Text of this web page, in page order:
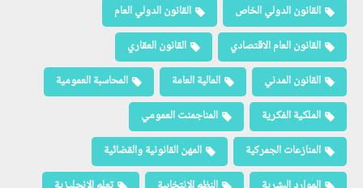
القانون الدولي الخاص
القانون الدولي العام
القانون العام الاقتصادي
القانون العقاري
القانون المدني
المالية العامة
المحاسبة العمومية
الملكية الفكرية
المناجمنت العمومي
المنازعات الجمركية
المهن القانونية والقضائية